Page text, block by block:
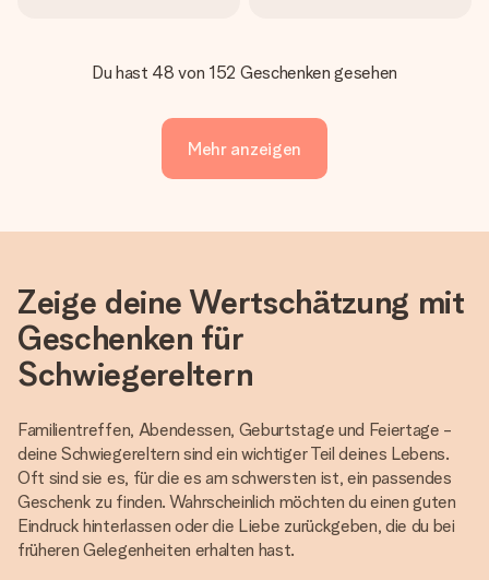
Du hast 48 von 152 Geschenken gesehen
Mehr anzeigen
Zeige deine Wertschätzung mit
Geschenken für
Schwiegereltern
Familientreffen, Abendessen, Geburtstage und Feiertage -
deine Schwiegereltern sind ein wichtiger Teil deines Lebens.
Oft sind sie es, für die es am schwersten ist, ein passendes
Geschenk zu finden. Wahrscheinlich möchten du einen guten
Eindruck hinterlassen oder die Liebe zurückgeben, die du bei
früheren Gelegenheiten erhalten hast.